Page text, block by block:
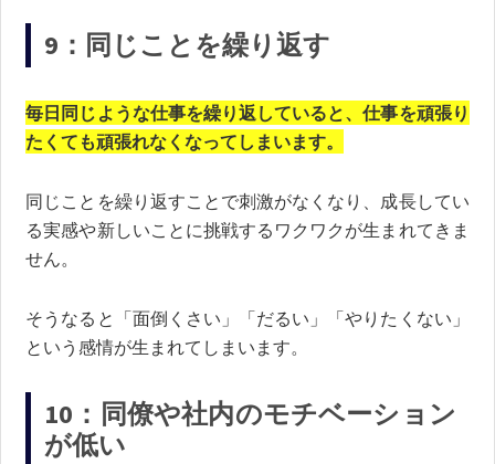
9：同じことを繰り返す
毎日同じような仕事を繰り返していると、仕事を頑張り
たくても頑張れなくなってしまいます。
同じことを繰り返すことで刺激がなくなり、成長してい
る実感や新しいことに挑戦するワクワクが生まれてきま
せん。
そうなると「面倒くさい」「だるい」「やりたくない」
という感情が生まれてしまいます。
10：同僚や社内のモチベーション
が低い